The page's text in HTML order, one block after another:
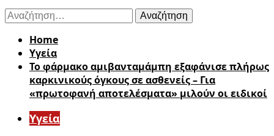
Αναζήτηση
για:
Home
Υγεία
Το φάρμακο αμιβανταμάμπη εξαφάνισε πλήρως
καρκινικούς όγκους σε ασθενείς – Για
«πρωτοφανή αποτελέσματα» μιλούν οι ειδικοί
Υγεία